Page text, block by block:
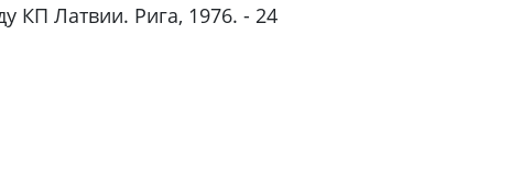
КП Латвии. Рига, 1976. - 24